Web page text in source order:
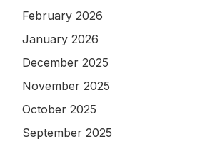
February 2026
January 2026
December 2025
November 2025
October 2025
September 2025